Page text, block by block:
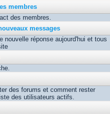
membres
des membres.
messages
nouvelle réponse aujourd'hui et tous
des forums et comment rester
des utilisateurs actifs.